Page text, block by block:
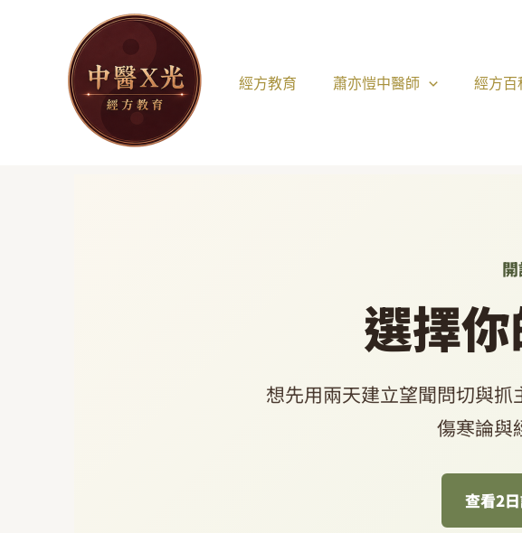
經方教育 蕭亦愷中醫師 經方百
選擇
想先用兩天建立望聞問切與
傷寒論與
查看2